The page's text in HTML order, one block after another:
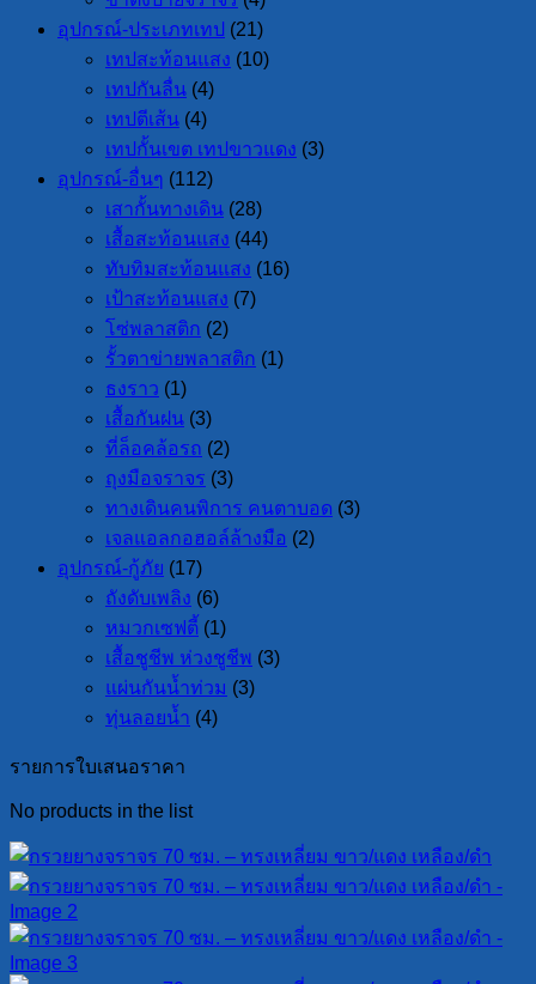
อุปกรณ์-ประเภทเทป
(21)
เทปสะท้อนแสง (10)
เทปกันลื่น (4)
เทปตีเส้น (4)
เทปกั้นเขต เทปขาวแดง (3)
อุปกรณ์-อื่นๆ (112)
เสากั้นทางเดิน (28)
เสื้อสะท้อนแสง (44)
ทับทิมสะท้อนแสง (16)
เป้าสะท้อนแสง (7)
โซ่พลาสติก (2)
รั้วตาข่ายพลาสติก (1)
ธงราว (1)
เสื้อกันฝน (3)
ที่ล็อคล้อรถ (2)
ถุงมือจราจร (3)
ทางเดินคนพิการ คนตาบอด (3)
เจลแอลกอฮอล์ล้างมือ (2)
อุปกรณ์-กู้ภัย (17)
ถังดับเพลิง (6)
หมวกเซฟตี้ (1)
เสื้อชูชีพ ห่วงชูชีพ (3)
แผ่นกันน้ำท่วม (3)
ทุ่นลอยน้ำ (4)
รายการใบเสนอราคา
No products in the list